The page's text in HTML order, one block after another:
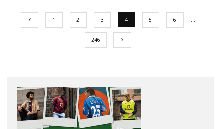
1 2 3 4 5 6 …
246